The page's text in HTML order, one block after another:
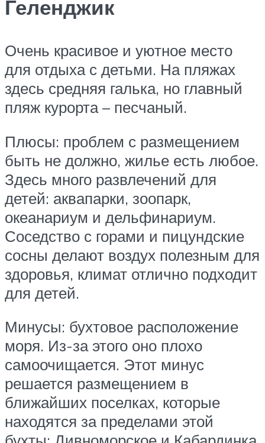
Геленджик
Очень красивое и уютное место
для отдыха с детьми. На пляжах
здесь средняя галька, но главный
пляж курорта – песчаный.
Плюсы: проблем с размещением
быть не должно, жилье есть любое.
Здесь много развлечений для
детей: аквапарки, зоопарк,
океанариум и дельфинариум.
Соседство с горами и пицундские
сосны делают воздух полезным для
здоровья, климат отлично подходит
для детей.
Минусы: бухтовое расположение
моря. Из-за этого оно плохо
самоочищается. Этот минус
решается размещением в
ближайших поселках, которые
находятся за пределами этой